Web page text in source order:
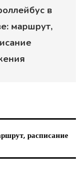
в
маршрут,
расписание